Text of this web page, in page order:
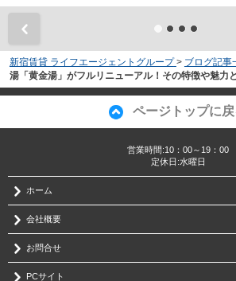
新宿賃貸 ライフエージェントグループ > ブログ記事
湯「黄金湯」がフルリニューアル！その特徴や魅力
ページトップに戻
営業時間:10：00～19：00
定休日:水曜日
ホーム
会社概要
お問合せ
PCサイト